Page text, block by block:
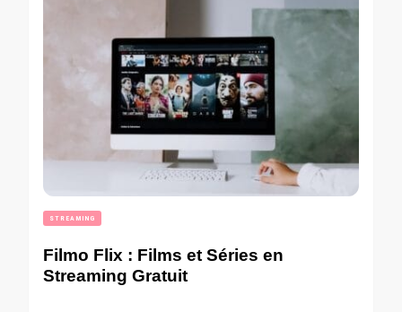
STREAMING
Filmo Flix : Films et Séries en
Streaming Gratuit